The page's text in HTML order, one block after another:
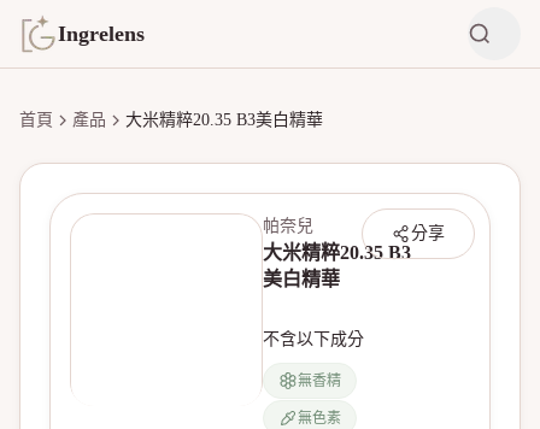
Ingrelens
首頁 產品 大米精粹20.35 B3美白精華
分享
帕奈兒
大米精粹20.35 B3
美白精華
不含以下成分
無香精
無色素